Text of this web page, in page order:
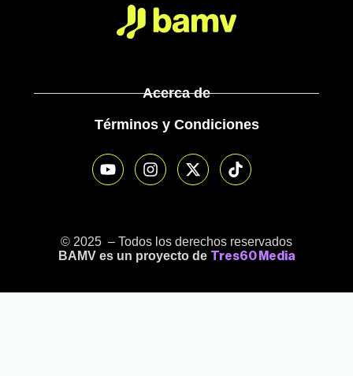
Acerca de
Términos y Condiciones
© 2025 – Todos los derechos reservados
BAMV es un proyecto de Tres60 Media